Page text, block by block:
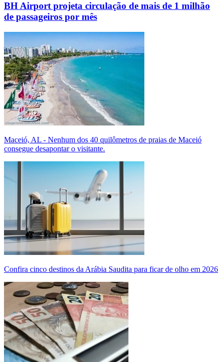
BH Airport projeta circulação de mais de 1 milhão
de passageiros por mês
Maceió, AL - Nenhum dos 40 quilômetros de praias de Maceió
consegue desapontar o visitante.
Confira cinco destinos da Arábia Saudita para ficar de olho em 2026